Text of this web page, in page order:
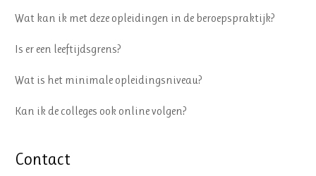
Wat kan ik met deze opleidingen in de beroepspraktijk?
Is er een leeftijdsgrens?
Wat is het minimale opleidingsniveau?
Kan ik de colleges ook online volgen?
Contact